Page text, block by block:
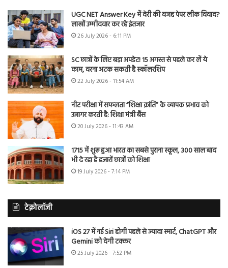
UGC NET Answer Key में देरी की वजह पेपर लीक विवाद?
लाखों उम्मीदवार कर रहे इंतजार
26 July 2026 - 6:11 PM
SC छात्रों के लिए बड़ा अपडेट! 15 अगस्त से पहले कर लें ये
काम, वरना अटक सकती है स्कॉलरशिप
22 July 2026 - 11:54 AM
नीट परीक्षा में सफलता “शिक्षा क्रांति” के व्यापक प्रभाव को
उजागर करती है: शिक्षा मंत्री बैंस
20 July 2026 - 11:43 AM
1715 में शुरू हुआ भारत का सबसे पुराना स्कूल, 300 साल बाद
भी दे रहा है हजारों छात्रों को शिक्षा
19 July 2026 - 7:14 PM
टेक्नोलॉजी
iOS 27 में नई Siri होगी पहले से ज्यादा स्मार्ट, ChatGPT और
Gemini को देगी टक्कर
25 July 2026 - 7:52 PM